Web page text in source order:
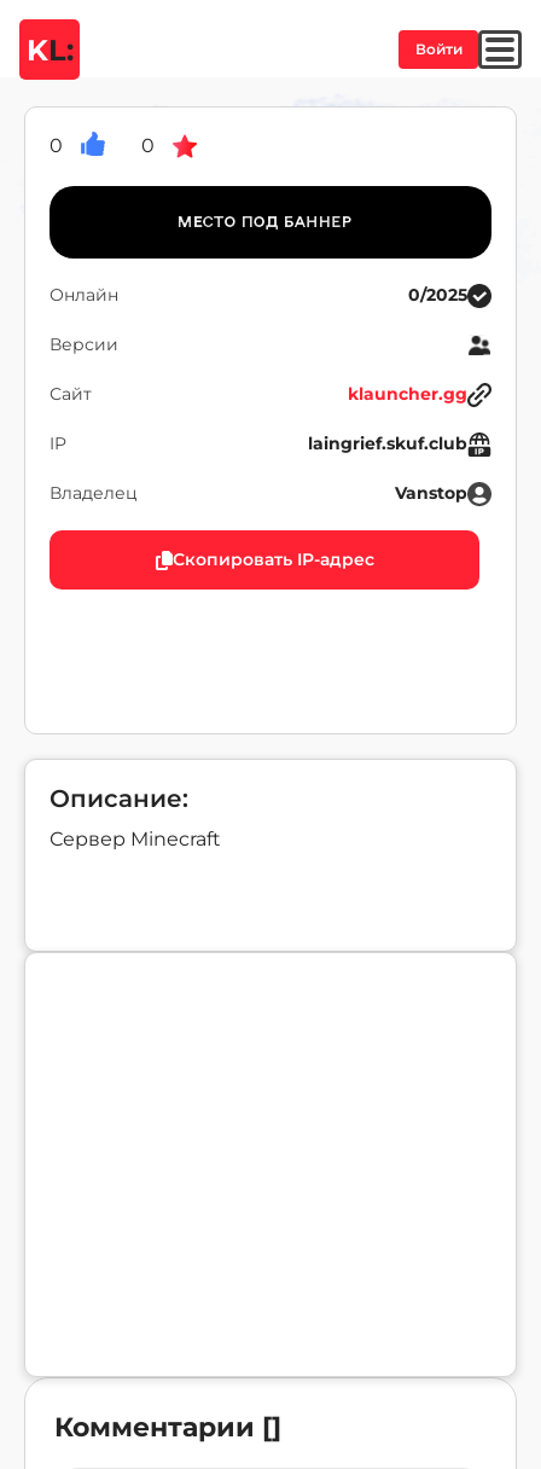
KL: Войти
0 0
Онлайн 0/2025
Версии
Сайт klauncher.gg
IP laingrief.skuf.club
Владелец Vanstop
Скопировать IP-адрес
Описание:
Сервер Minecraft
Комментарии []